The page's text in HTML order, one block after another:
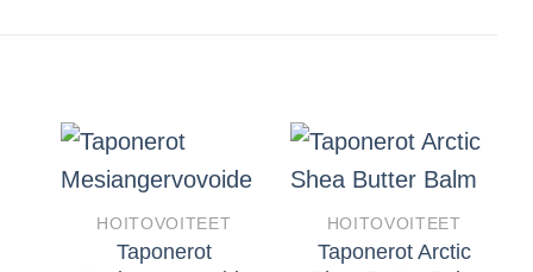
HOITOVOITEET
Taponerot
HOITOVOITEET
Taponerot Arctic